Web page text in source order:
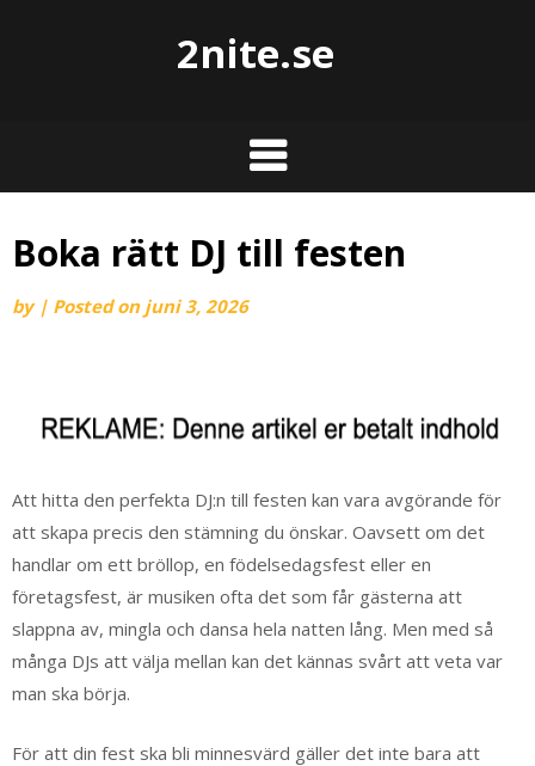
2nite.se
Boka rätt DJ till festen
by | Posted on juni 3, 2026
Att hitta den perfekta DJ:n till festen kan vara avgörande för
att skapa precis den stämning du önskar. Oavsett om det
handlar om ett bröllop, en födelsedagsfest eller en
företagsfest, är musiken ofta det som får gästerna att
slappna av, mingla och dansa hela natten lång. Men med så
många DJs att välja mellan kan det kännas svårt att veta var
man ska börja.
För att din fest ska bli minnesvärd gäller det inte bara att